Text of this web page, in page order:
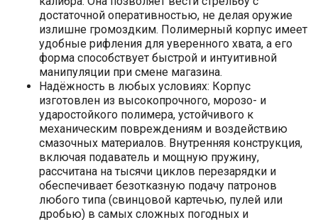
достаточной оперативностью, не делая оружие
излишне громоздким. Полимерный корпус имеет
удобные рифления для уверенного хвата, а его
форма способствует быстрой и интуитивной
манипуляции при смене магазина.
Надёжность в любых условиях: Корпус
изготовлен из высокопрочного, морозо- и
ударостойкого полимера, устойчивого к
механическим повреждениям и воздействию
смазочных материалов. Внутренняя конструкция,
включая подаватель и мощную пружину,
рассчитана на тысячи циклов перезарядки и
обеспечивает безотказную подачу патронов
любого типа (свинцовой картечью, пулей или
дробью) в самых сложных погодных и